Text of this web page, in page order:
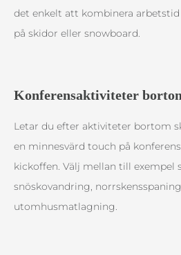
det enkelt att kombinera
på skidor eller snowboard.
Konferensaktiviteter
Letar du efter aktiviteter bortom
en minnesvärd touch på
kickoffen. Välj mellan till exempel
snöskovandring,
utomhusmatlagning.